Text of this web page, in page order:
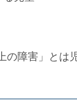
障害」とは